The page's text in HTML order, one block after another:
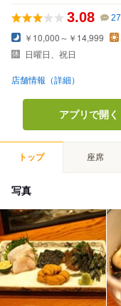
3.08 27
￥10,000～￥14,999
日曜日、祝日
店舗情報（詳細）
アプリで開く
トップ 座席
写真